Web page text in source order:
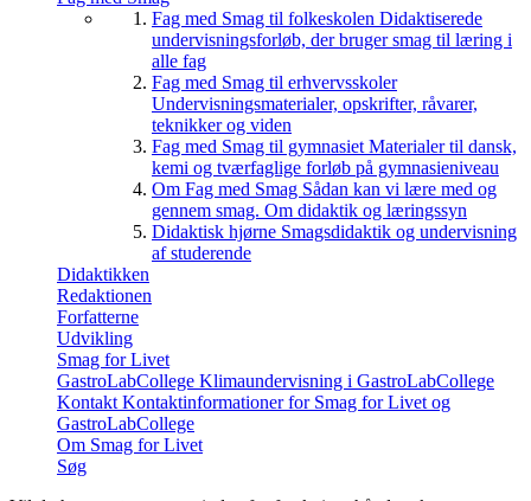
Fag med Smag til folkeskolen Didaktiserede
undervisningsforløb, der bruger smag til læring i
alle fag
Fag med Smag til erhvervsskoler
Undervisningsmaterialer, opskrifter, råvarer,
teknikker og viden
Fag med Smag til gymnasiet Materialer til dansk,
kemi og tværfaglige forløb på gymnasieniveau
Om Fag med Smag Sådan kan vi lære med og
gennem smag. Om didaktik og læringssyn
Didaktisk hjørne Smagsdidaktik og undervisning
af studerende
Didaktikken
Redaktionen
Forfatterne
Udvikling
Smag for Livet
GastroLabCollege Klimaundervisning i GastroLabCollege
Kontakt Kontaktinformationer for Smag for Livet og
GastroLabCollege
Om Smag for Livet
Søg